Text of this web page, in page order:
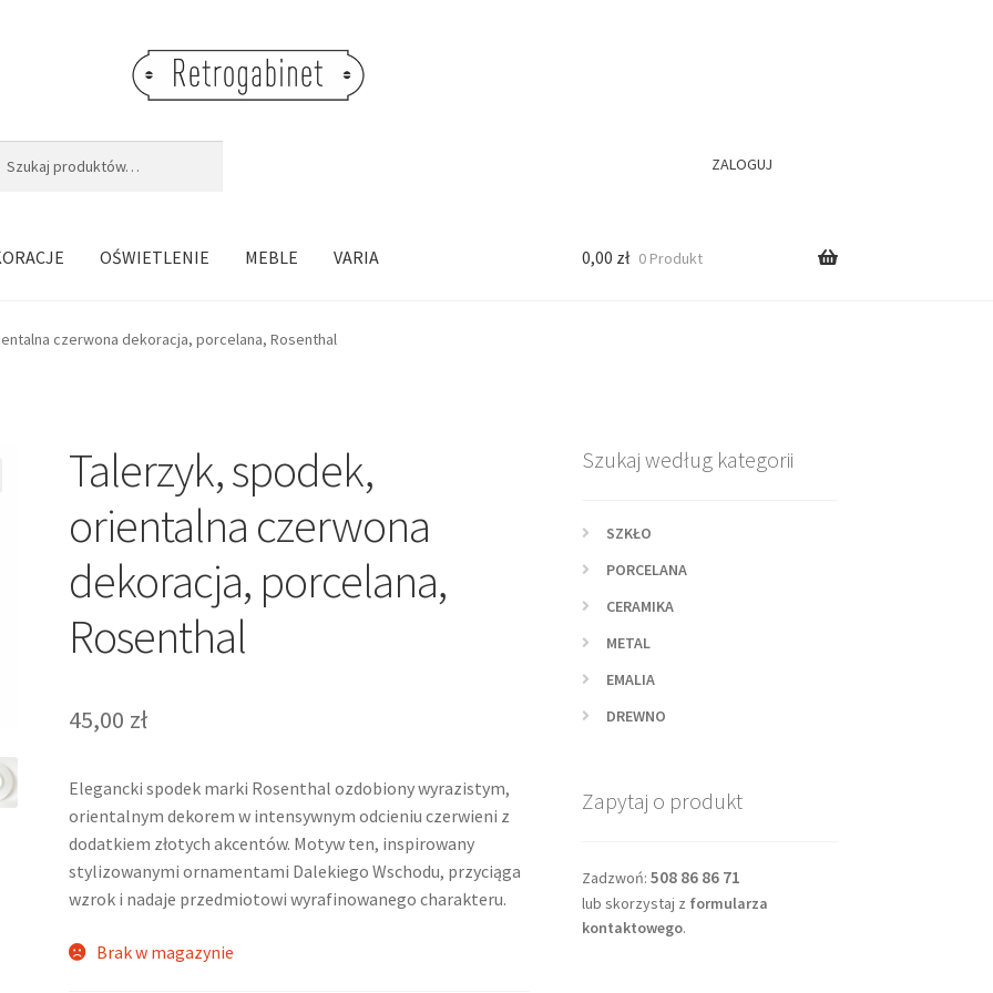
ZALOGUJ
OŚWIETLENIE MEBLE VARIA 0,00 zł 0 Produkt
czerwona dekoracja, porcelana, Rosenthal
Talerzyk, spodek,
orientalna czerwona
dekoracja, porcelana,
Rosenthal
45,00 zł
Elegancki spodek marki Rosenthal ozdobiony wyrazistym,
orientalnym dekorem w intensywnym odcieniu czerwieni z
dodatkiem złotych akcentów. Motyw ten, inspirowany
stylizowanymi ornamentami Dalekiego Wschodu, przyciąga
wzrok i nadaje przedmiotowi wyrafinowanego charakteru.
Brak w magazynie
Szukaj według kategorii
SZKŁO
PORCELANA
CERAMIKA
METAL
EMALIA
DREWNO
Zapytaj o produkt
Zadzwoń: 508 86 86 71
lub skorzystaj z formularza
kontaktowego.